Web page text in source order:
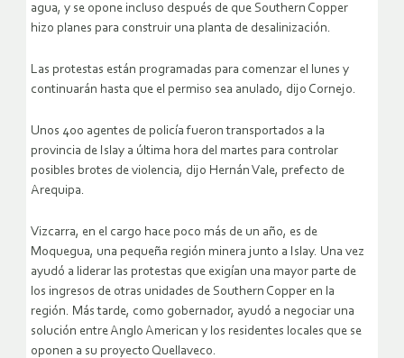
agua, y se opone incluso después de que Southern Copper
hizo planes para construir una planta de desalinización.
Las protestas están programadas para comenzar el lunes y
continuarán hasta que el permiso sea anulado, dijo Cornejo.
Unos 400 agentes de policía fueron transportados a la
provincia de Islay a última hora del martes para controlar
posibles brotes de violencia, dijo Hernán Vale, prefecto de
Arequipa.
Vizcarra, en el cargo hace poco más de un año, es de
Moquegua, una pequeña región minera junto a Islay. Una vez
ayudó a liderar las protestas que exigían una mayor parte de
los ingresos de otras unidades de Southern Copper en la
región. Más tarde, como gobernador, ayudó a negociar una
solución entre Anglo American y los residentes locales que se
oponen a su proyecto Quellaveco.